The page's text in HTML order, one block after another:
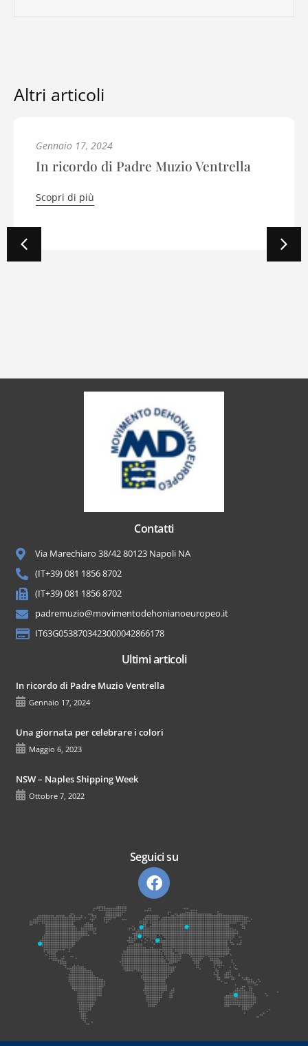
Altri articoli
Ventrella
Contatti
Via Marechiaro 38/42 80123 Napoli NA
(IT+39) 081 1856 8702
(IT+39) 081 1856 8702
padremuzio@movimentodehonianoeuropeo.it
IT63G0538703423000042866178
Ultimi articoli
In ricordo di Padre Muzio Ventrella
Gennaio 17, 2024
Una giornata per celebrare i colori
Maggio 6, 2023
NSW – Naples Shipping Week
Ottobre 7, 2022
Seguici su